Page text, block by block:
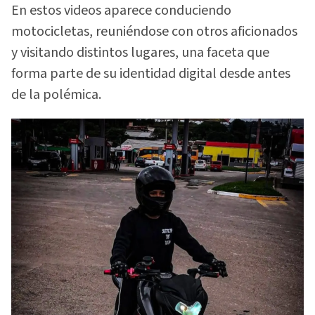
En estos videos aparece conduciendo
motocicletas, reuniéndose con otros aficionados
y visitando distintos lugares, una faceta que
forma parte de su identidad digital desde antes
de la polémica.